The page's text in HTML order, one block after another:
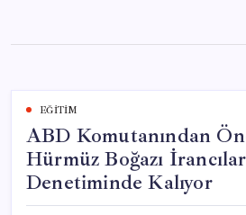
content
EĞITIM
ABD Komutanından
Hürmüz Boğazı
Denetiminde Kalıyor